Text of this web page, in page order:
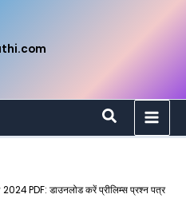
Search
PDF: डाउनलोड करें प्रीलिम्स प्रश्न पत्र